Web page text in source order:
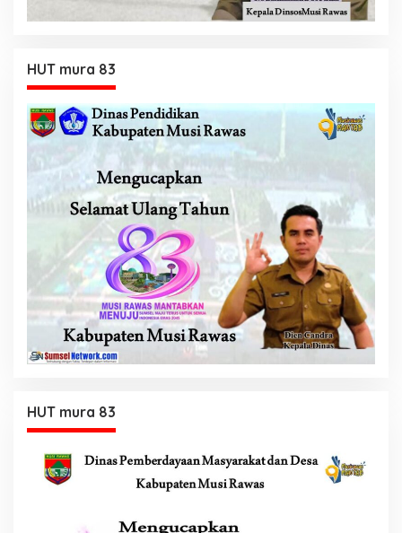
HUT mura 83
HUT mura 83